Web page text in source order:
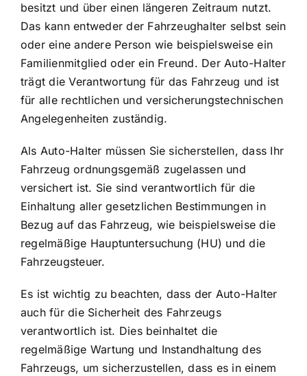
besitzt und über einen längeren Zeitraum nutzt.
Das kann entweder der Fahrzeughalter selbst sein
oder eine andere Person wie beispielsweise ein
Familienmitglied oder ein Freund. Der Auto-Halter
trägt dieVerantwortung für das Fahrzeug und ist
für alle rechtlichen und versicherungstechnischen
Angelegenheiten zuständig.
Als Auto-Halter müssen Sie sicherstellen, dass Ihr
Fahrzeug ordnungsgemäß zugelassen und
versichert ist. Sie sind verantwortlich für die
Einhaltung aller gesetzlichen Bestimmungen in
Bezug auf das Fahrzeug, wie beispielsweise die
regelmäßige Hauptuntersuchung (HU) und die
Fahrzeugsteuer.
Es ist wichtig zu beachten, dass der Auto-Halter
auch für die Sicherheit des Fahrzeugs
verantwortlich ist. Dies beinhaltet die
regelmäßige Wartung und Instandhaltung des
Fahrzeugs, um sicherzustellen, dass es in einem